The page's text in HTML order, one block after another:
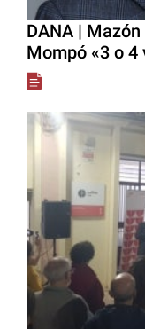
DANA |
Mompó «3 o 4